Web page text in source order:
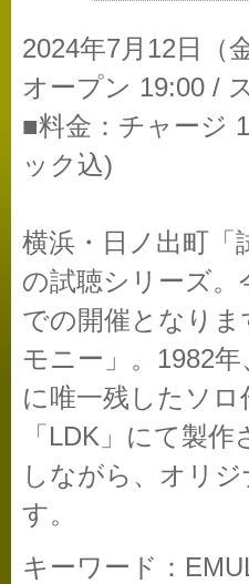
2024年7月12日（金
オープン 19:00 /
■料金：チャージ
ック込)
横浜・日ノ出町「
の試聴シリーズ。
での開催となり
モニー」。1982
に唯一残したソ
「LDK」にて製
しながら、オリ
す。
キーワード：